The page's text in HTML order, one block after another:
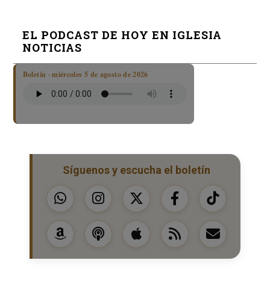
EL PODCAST DE HOY EN IGLESIA
NOTICIAS
Boletín · miércoles 5 de agosto de 2026
Síguenos y escucha el boletín